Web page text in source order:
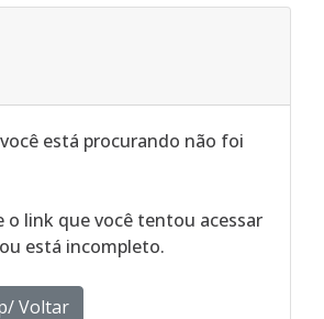
está procurando não foi
o link que você tentou acessar
está incompleto.
Voltar